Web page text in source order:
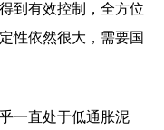
到有效控制，全方位
性依然很大，需要国
一直处于低通胀泥